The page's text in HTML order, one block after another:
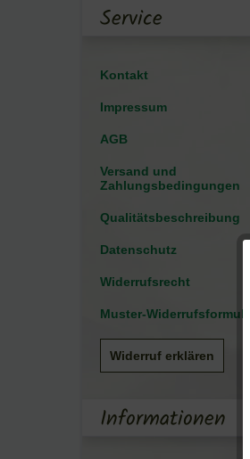
Service
Kontakt
Impressum
AGB
Versand und
Zahlungsbedingungen
Qualitätsbeschreibung
Datenschutz
Widerrufsrecht
Muster-Widerrufsformular
Widerruf erklären
Informationen